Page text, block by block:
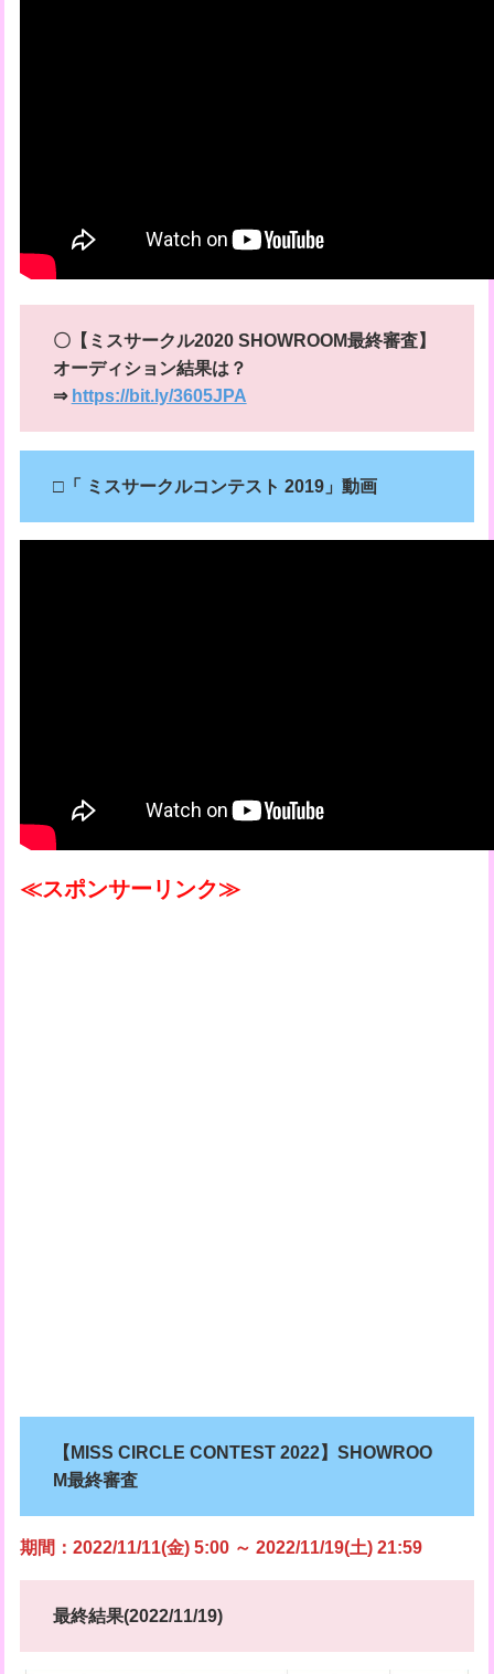
〇【ミスサークル2020 SHOWROOM最終審査】
オーディション結果は？
⇒ https://bit.ly/3605JPA
□「 ミスサークルコンテスト 2019」動画
≪スポンサーリンク≫
【MISS CIRCLE CONTEST 2022】SHOWROO
M最終審査
期間：2022/11/11(金) 5:00 ～ 2022/11/19(土) 21:59
最終結果(2022/11/19)